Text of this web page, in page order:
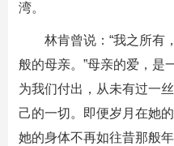
湾。
林肯曾说：“我之所有
般的母亲。”母亲的爱，是
为我们付出，从未有过一
己的一切。即便岁月在她
她的身体不再如往昔那般